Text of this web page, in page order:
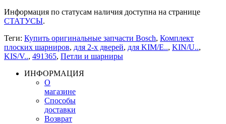
Информация по статусам наличия доступна на странице
СТАТУСЫ.
Теги: Купить оригинальные запчасти Bosch, Комплект
плоских шарниров, для 2-х дверей, для KIM/E.., KIN/U..,
KIS/V.., 491365, Петли и шарниры
ИНФОРМАЦИЯ
О
магазине
Способы
доставки
Возврат